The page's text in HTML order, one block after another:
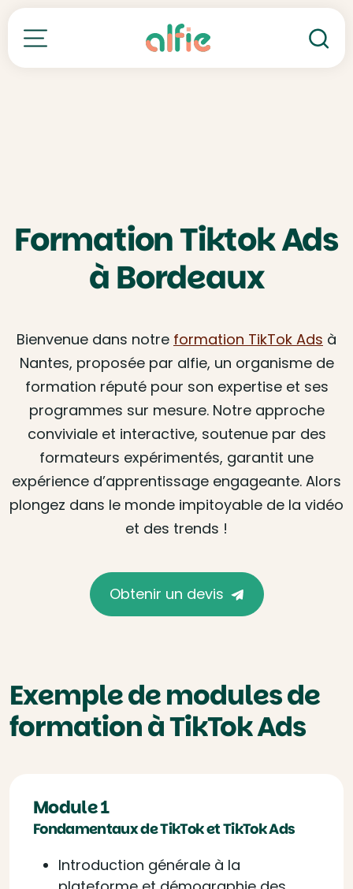
Toutes nos formations
Formation Tiktok Ads
à Bordeaux
Bienvenue dans notre formation TikTok Ads à
Nantes, proposée par alfie, un organisme de
formation réputé pour son expertise et ses
programmes sur mesure. Notre approche
conviviale et interactive, soutenue par des
formateurs expérimentés, garantit une
expérience d’apprentissage engageante. Alors
plongez dans le monde impitoyable de la vidéo
et des trends !
Obtenir un devis
Exemple de modules de
formation à TikTok Ads
Module 1
Fondamentaux de TikTok et TikTok Ads
Introduction générale à la